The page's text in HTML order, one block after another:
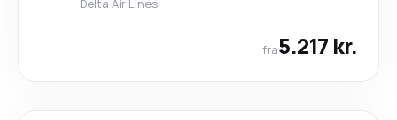
Delta Air Lines
fra5.217 kr.